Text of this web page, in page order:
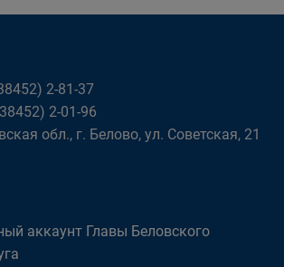
2-81-37
2-01-96
обл., г. Белово, ул. Советская, 21
аккаунт Главы Беловского